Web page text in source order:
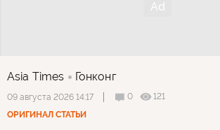
Asia Times Гонконг
09 августа 2026 14:17 0
121
ОРИГИНАЛ СТАТЬИ